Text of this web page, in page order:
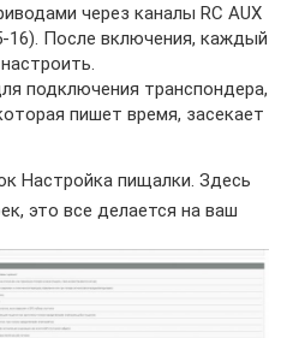
через каналы RC AUX
16). После включения, каждый
подключения транспондера,
пишет время, засекает
Настройка пищалки. Здесь
это все делается на ваш